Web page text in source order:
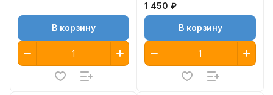
В корзину
1 450 ₽
В корзину